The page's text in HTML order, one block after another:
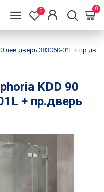
0 0
лев.дверь 383060-01L + пр.дв
KDD 90
+ пр.дверь